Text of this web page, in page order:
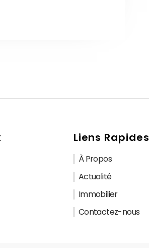
Liens Rapides
À Propos
Actualité
Immobilier
Contactez-nous